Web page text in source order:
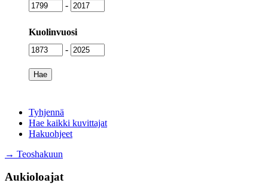
Syntymävuosi
- Syntymävuosi
Kuolinvuosi
Kuolinvuosi
- Kuolinvuosi
Tyhjennä
Hae kaikki kuvittajat
Hakuohjeet
→ Teoshakuun
Aukioloajat